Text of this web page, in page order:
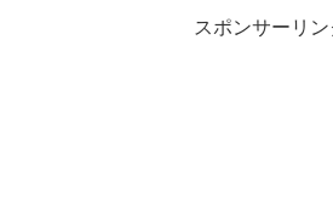
スポンサーリン